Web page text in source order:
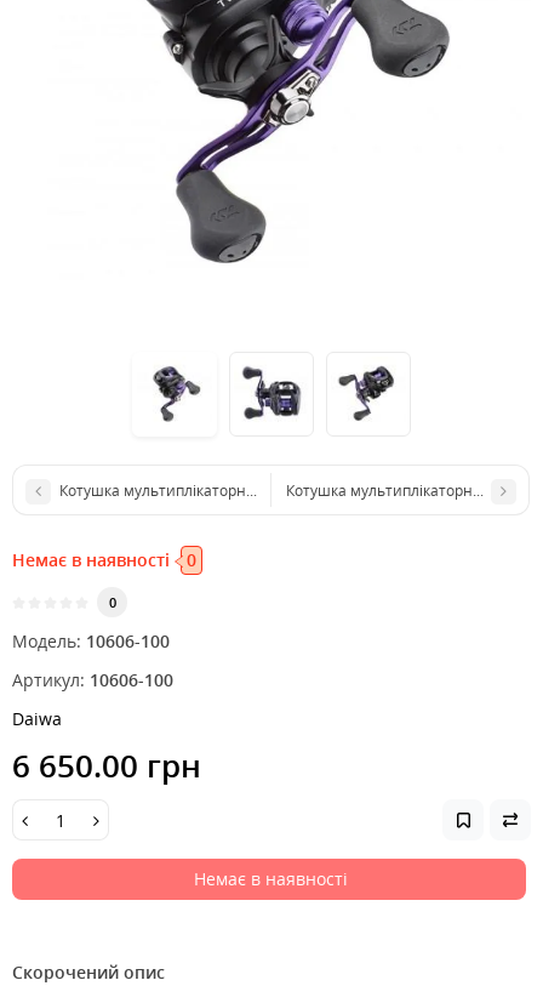
Котушка мультиплікаторна Daiwa Tanacom 500
Котушка мультиплікаторна
Немає в наявності 0
0
Модель: 10606-100
Артикул: 10606-100
Daiwa
6 650.00 грн
Немає в наявності
Скорочений опис